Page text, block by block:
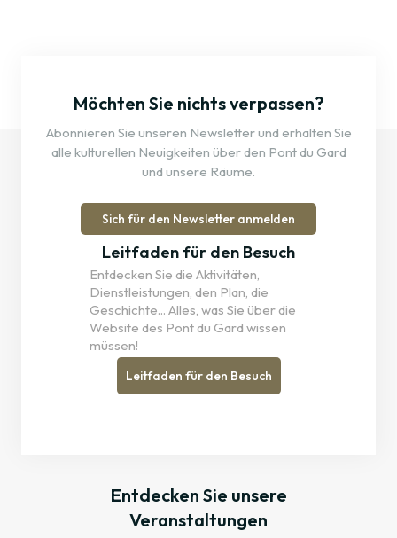
Möchten Sie nichts verpassen?
Abonnieren Sie unseren Newsletter und erhalten Sie
alle kulturellen Neuigkeiten über den Pont du Gard
und unsere Räume.
Sich für den Newsletter anmelden
Leitfaden für den Besuch
Entdecken Sie die Aktivitäten,
Dienstleistungen, den Plan, die
Geschichte... Alles, was Sie über die
Website des Pont du Gard wissen
müssen!
Leitfaden für den Besuch
Entdecken Sie unsere
Veranstaltungen